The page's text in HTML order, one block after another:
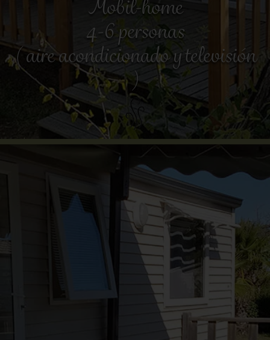
Mobil-home
4-6 personas
( aire acondicionado y televisión
)